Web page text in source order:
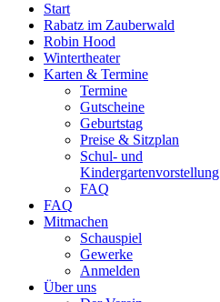
Start
Rabatz im Zauberwald
Robin Hood
Wintertheater
Karten & Termine
Termine
Gutscheine
Geburtstag
Preise & Sitzplan
Schul- und
Kindergartenvorstellung
FAQ
FAQ
Mitmachen
Schauspiel
Gewerke
Anmelden
Über uns